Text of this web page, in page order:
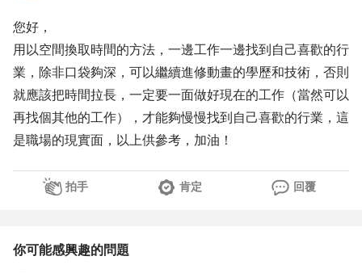
您好，
用以空間換取時間的方法，一邊工作一邊找到自己喜歡的行
業，除非口袋夠深，可以繼續進修動畫的學歷和技術，否則
就應該把時間拉長，一定要一面做好現在的工作（當然可以
再找個其他的工作），才能夠慢慢找到自己喜歡的行業，這
是職場的現實面，以上供參考，加油！
拍手 肯定 回覆
你可能感興趣的問題